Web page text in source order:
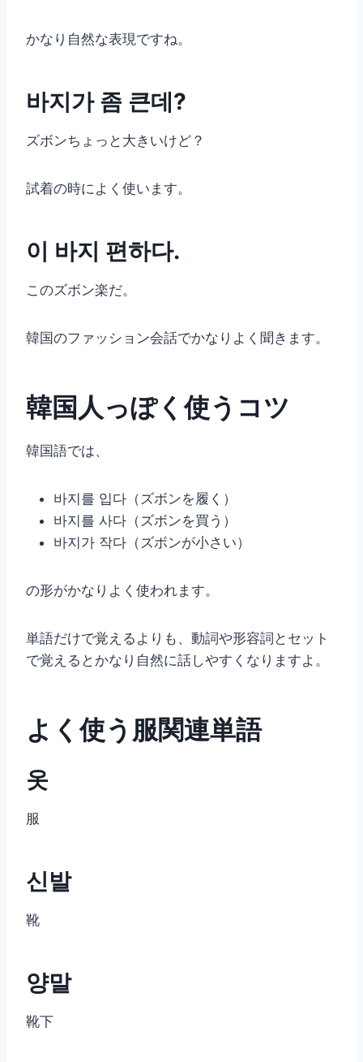
かなり自然な表現ですね。
바지가 좀 큰데?
ズボンちょっと大きいけど？
試着の時によく使います。
이 바지 편하다.
このズボン楽だ。
韓国のファッション会話でかなりよく聞きます。
韓国人っぽく使うコツ
韓国語では、
바지를 입다（ズボンを履く）
바지를 사다（ズボンを買う）
바지가 작다（ズボンが小さい）
の形がかなりよく使われます。
単語だけで覚えるよりも、動詞や形容詞とセット
で覚えるとかなり自然に話しやすくなりますよ。
よく使う服関連単語
옷
服
신발
靴
양말
靴下